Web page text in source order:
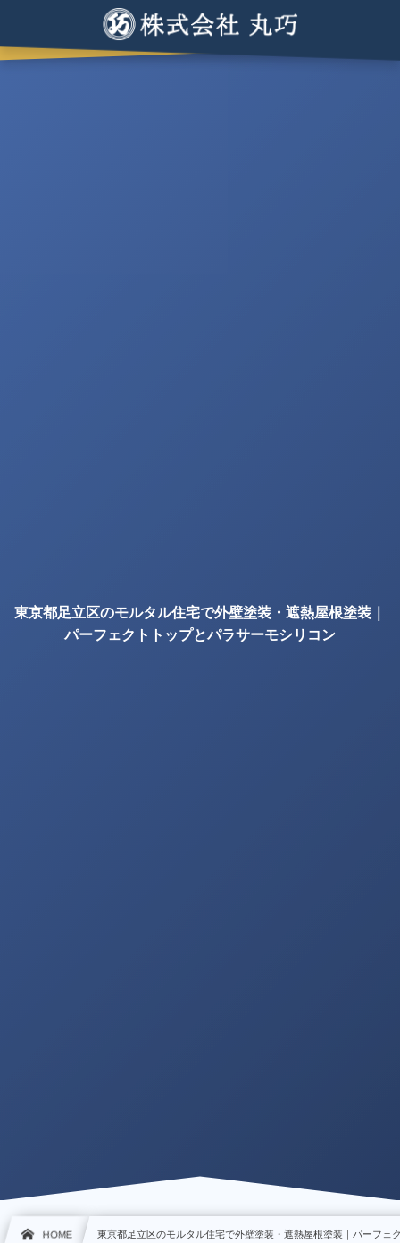
東京都足立区のモルタル住宅で外壁塗装・遮熱屋根塗装｜
パーフェクトトップとパラサーモシリコン
HOME 東京都足立区のモルタル住宅で外壁塗装・遮熱屋根塗装｜パーフェ